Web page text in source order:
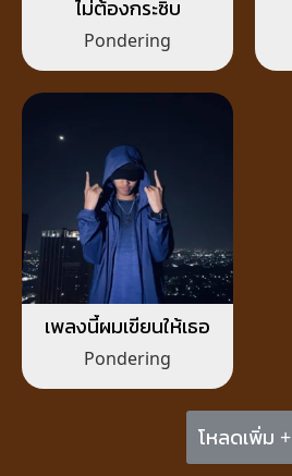
ไม่ต้องกระซิบ
Pondering
เพลงนี้ผมเขียนให้เธอ
Pondering
โหลดเพิ่ม +